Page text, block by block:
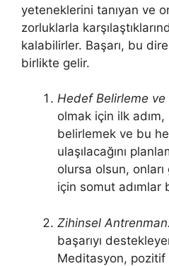
yeteneklerini tanıyan ve
zorluklarla
kalabilirler. Başarı, bu
birlikte gelir.
Hedef Belirleme ve
olmak için ilk
belirlemek ve bu
ulaşılacağını
olursa olsun,
için somut adımlar
Zihinsel
başarıyı
Meditasyon,